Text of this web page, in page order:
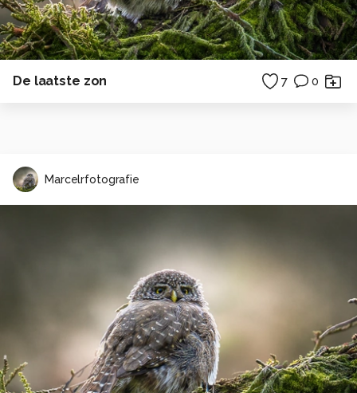
De laatste zon 7 0
Marcelrfotografie